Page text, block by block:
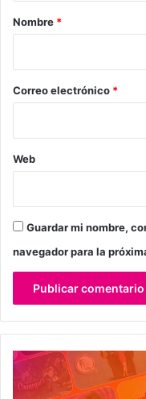
r
*
Nombre *
Correo electrónico *
Web
Guardar mi nombre,
navegador para la